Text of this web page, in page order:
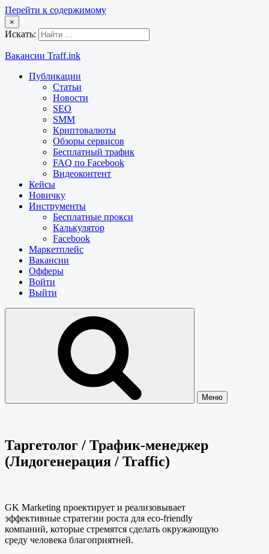
Перейти к содержимому
×
Искать:
Вакансии Traff.ink
Публикации
Статьи
Новости
SEO
SMM
Криптовалюты
Обзоры сервисов
Бесплатный трафик
FAQ по Facebook
Видеоконтент
Кейсы
Новичку
Инструменты
Бесплатные прокси
Калькулятор
Facebook
Маркетплейс
Вакансии
Офферы
Войти
Выйти
Меню
Таргетолог / Трафик-менеджер
(Лидогенерация / Traffic)
GK Marketing проектирует и реализовывает
эффективные стратегии роста для eco-friendly
компаний, которые стремятся сделать окружающую
среду человека благоприятней.